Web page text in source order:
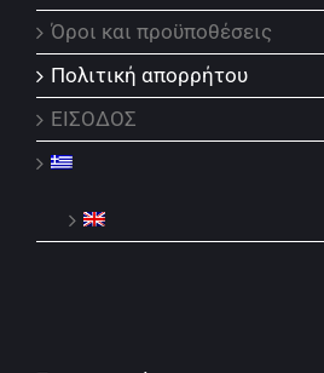
Όροι και προϋποθέσεις
Πολιτική απορρήτου
ΕΙΣΟΔΟΣ